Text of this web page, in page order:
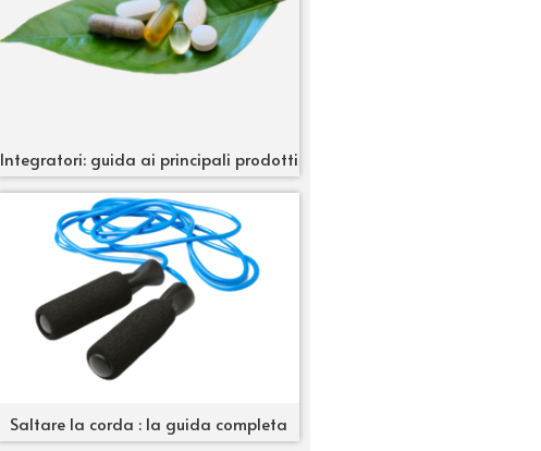
Integratori: guida ai principali prodotti
Saltare la corda : la guida completa